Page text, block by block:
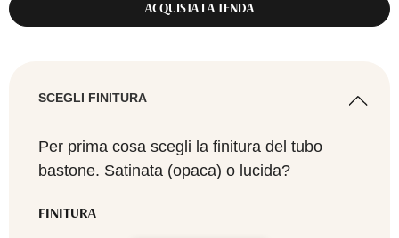
ACQUISTA LA TENDA
SCEGLI FINITURA
Per prima cosa scegli la finitura del tubo
bastone. Satinata (opaca) o lucida?
FINITURA